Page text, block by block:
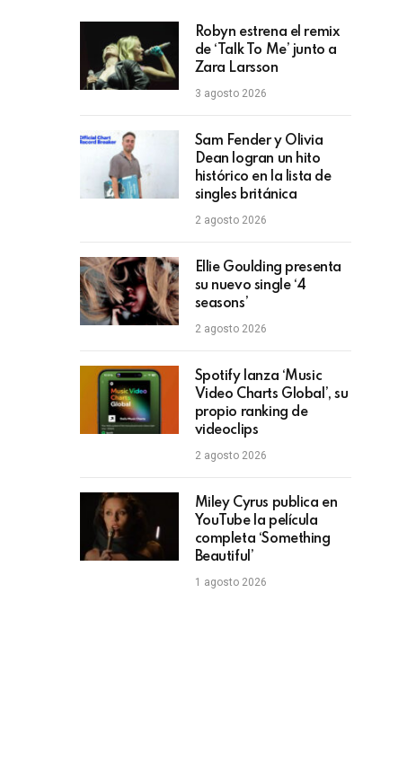
Robyn estrena el remix
de ‘Talk To Me’ junto a
Zara Larsson
3 agosto 2026
Sam Fender y Olivia
Dean logran un hito
histórico en la lista de
singles británica
2 agosto 2026
Ellie Goulding presenta
su nuevo single ‘4
seasons’
2 agosto 2026
Spotify lanza ‘Music
Video Charts Global’, su
propio ranking de
videoclips
2 agosto 2026
Miley Cyrus publica en
YouTube la película
completa ‘Something
Beautiful’
1 agosto 2026